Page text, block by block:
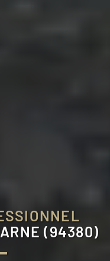
(94380)